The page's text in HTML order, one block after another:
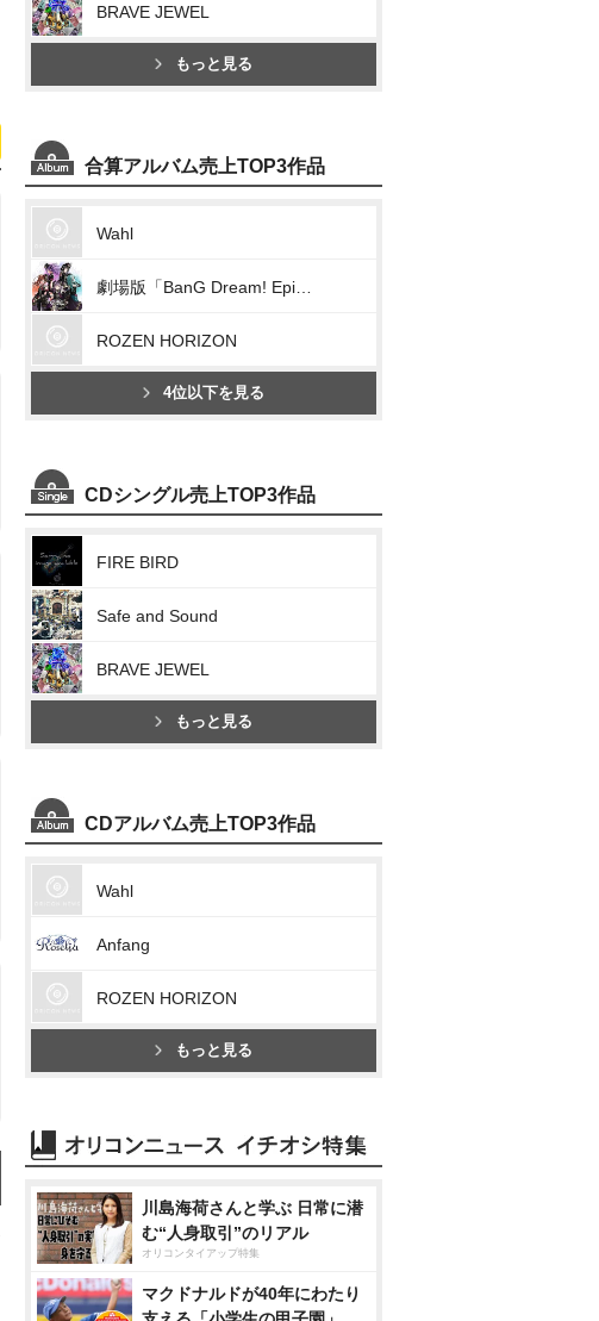
BRAVE JEWEL
もっと見る
合算アルバム売上TOP3作品
Wahl
ROZEN HORIZON
4位以下を見る
CDシングル売上TOP3作品
FIRE BIRD
Safe and Sound
BRAVE JEWEL
もっと見る
CDアルバム売上TOP3作品
Wahl
Anfang
ROZEN HORIZON
もっと見る
川島海荷さんと学ぶ 日常に潜
む“人身取引”のリアル
オリコンタイアップ特集
マクドナルドが40年にわたり